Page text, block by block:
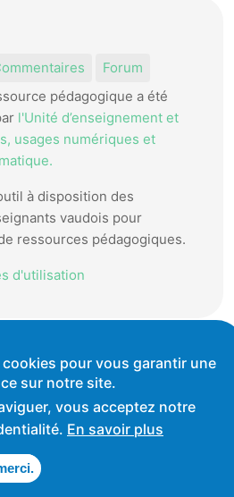
Forum
pédagogique a été
l'Unité d’enseignement et
usages numériques et
à disposition des
vaudois pour
ressources pédagogiques.
d'utilisation
pour vous garantir une
sur notre site.
vous acceptez notre
En savoir plus